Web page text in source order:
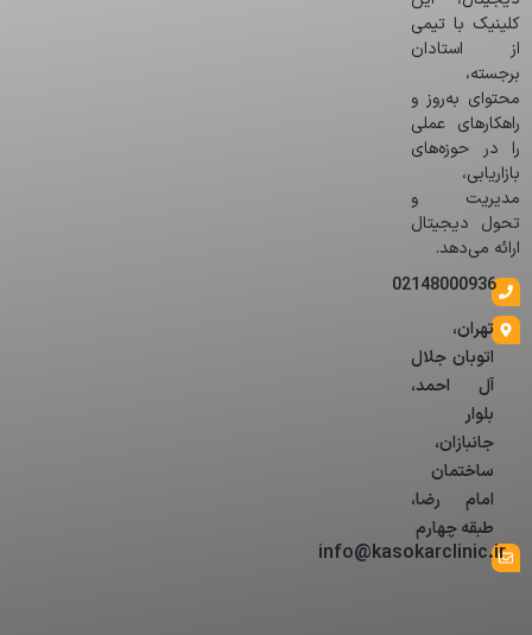
کلینیک با تیمی
از استادان
برجسته،
محتوای به‌روز و
راهکارهای عملی
را در حوزه‌های
بازاریابی،
مدیریت و
تحول دیجیتال
ارائه می‌دهد.
02148000936
تهران،
اتوبان جلال
آل احمد،
بلوار
جانبازان،
ساختمان
امام رضا،
طبقه چهارم
info@kasokarclinic.ir